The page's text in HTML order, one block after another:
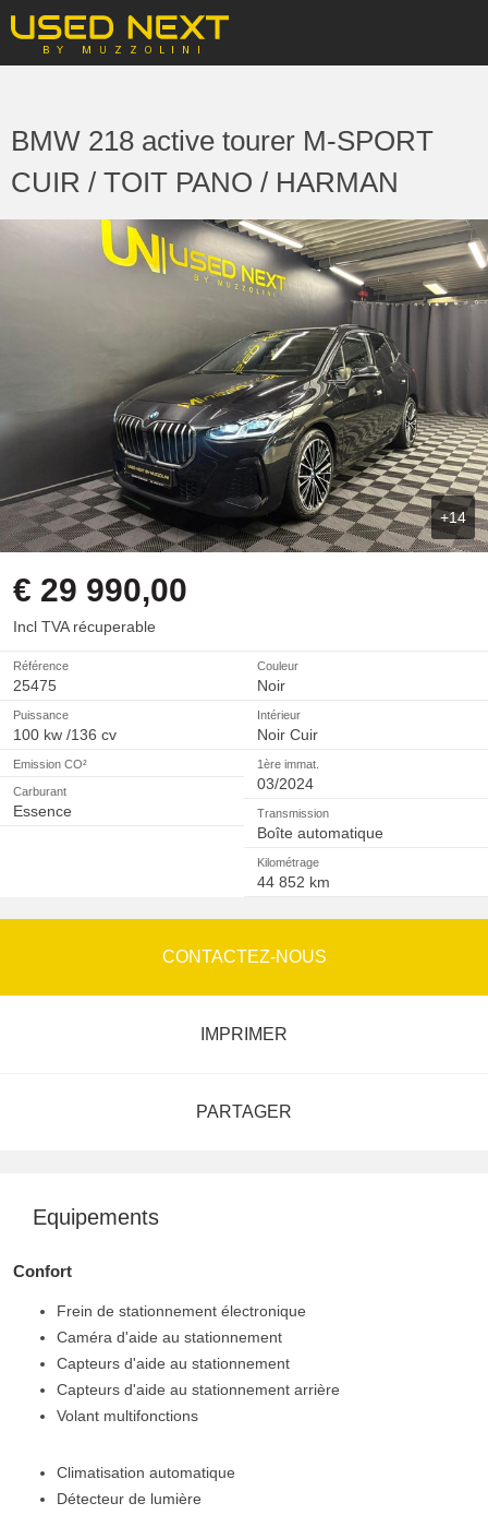
BMW 218 active tourer M-SPORT
CUIR / TOIT PANO / HARMAN
+14
€ 29 990,00
Incl TVA récuperable
Référence
25475
Puissance
100 kw /136 cv
Emission CO²
Carburant
Essence
Couleur
Noir
Intérieur
Noir Cuir
1ère immat.
03/2024
Transmission
Boîte automatique
Kilométrage
44 852 km
CONTACTEZ-NOUS
IMPRIMER
PARTAGER
Equipements
Confort
Frein de stationnement électronique
Caméra d'aide au stationnement
Capteurs d'aide au stationnement
Capteurs d'aide au stationnement arrière
Volant multifonctions
Climatisation automatique
Détecteur de lumière